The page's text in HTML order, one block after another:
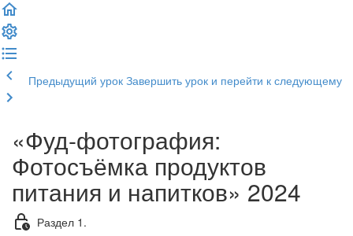
Предыдущий урок Завершить урок и перейти к следующему
«Фуд-фотография:
Фотосъёмка продуктов
питания и напитков» 2024
Раздел 1.